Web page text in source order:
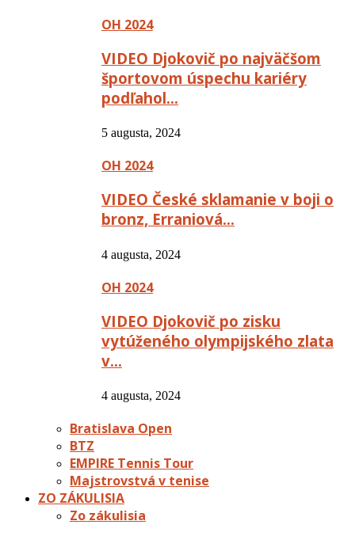
OH 2024
VIDEO Djokovič po najväčšom
športovom úspechu kariéry
podľahol…
5 augusta, 2024
OH 2024
VIDEO České sklamanie v boji o
bronz, Erraniová…
4 augusta, 2024
OH 2024
VIDEO Djokovič po zisku
vytúženého olympijského zlata
v…
4 augusta, 2024
Bratislava Open
BTZ
EMPIRE Tennis Tour
Majstrovstvá v tenise
ZO ZÁKULISIA
Zo zákulisia